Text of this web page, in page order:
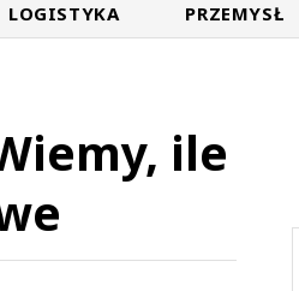
LOGISTYKA PRZEMYSŁ
ile